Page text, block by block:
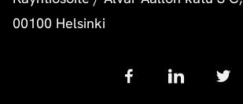
00100 Helsinki